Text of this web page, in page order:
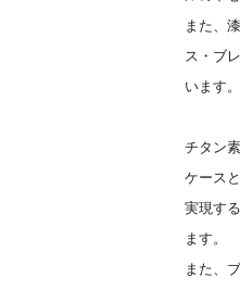
また、
ス・ブ
います。
チタン
ケース
実現す
ます。
また、